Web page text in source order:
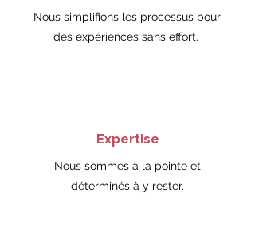
Nous simplifions les processus pour
des expériences sans effort.
Expertise
Nous sommes à la pointe et
déterminés à y rester.